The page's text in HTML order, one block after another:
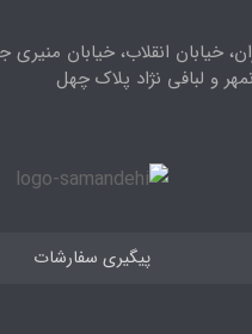
خیابان انقلاب، خیابان منیری
و لبافی نژاد پلاک چهل
پیگیری سفارشات